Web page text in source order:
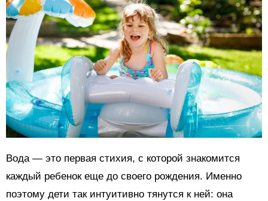
Вода — это первая стихия, с которой знакомится
каждый ребенок еще до своего рождения. Именно
поэтому дети так интуитивно тянутся к ней: она